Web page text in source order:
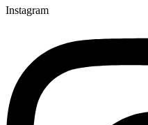
Instagram